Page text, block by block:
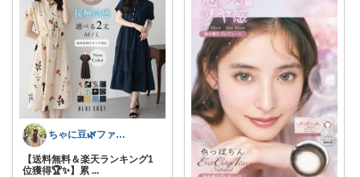
ちゃに豆🌿ファッション好き✨
【送料無料＆楽天ランキング1
位獲得🏆✨】累 ...